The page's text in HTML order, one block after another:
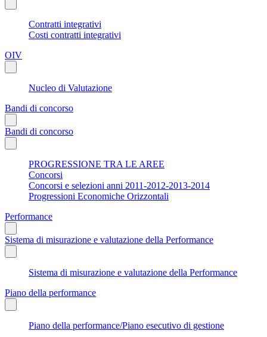
Contratti integrativi
Costi contratti integrativi
OIV
Nucleo di Valutazione
Bandi di concorso
Bandi di concorso
PROGRESSIONE TRA LE AREE
Concorsi
Concorsi e selezioni anni 2011-2012-2013-2014
Progressioni Economiche Orizzontali
Performance
Sistema di misurazione e valutazione della Performance
Sistema di misurazione e valutazione della Performance
Piano della performance
Piano della performance/Piano esecutivo di gestione